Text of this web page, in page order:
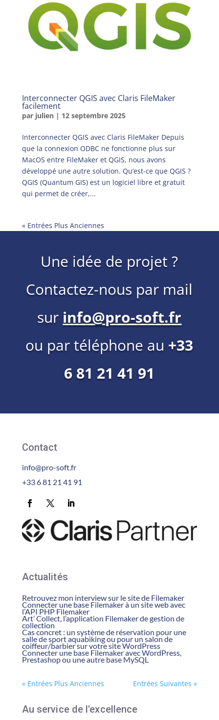
Interconnecter QGIS avec Claris FileMaker
facilement
par julien| 12 septembre 2025
Interconnecter QGIS avec Claris FileMaker Depuis
que la connexion ODBC ne fonctionne plus sur
MacOS entre FileMaker et QGIS, nous avons
développé une autre solution. Qu’est-ce que QGIS ?
QGIS (Quantum GIS) est un logiciel libre et gratuit
qui permet de créer,...
« Entrées Plus Anciennes
Une idée de projet ?
Contactez-nous par mail
sur info@pro-soft.fr
ou par téléphone au +33
6 81 21 41 91
Contact
info@pro-soft.fr
+33 6 81 21 41 91
Actualités
Retrouvez mon interview sur le site de Filemaker
Connecter une base Filemaker à un site web avec
l’API PHP Filemaker
Art’ Collect, l’application Filemaker de gestion de
collection
Cas concret : un système de réservation pour une
salle de sport aquabiking ou pour un salon de
coiffeur/barbier sur votre site WordPress
Connecter une base Filemaker avec WordPress,
Prestashop ou une autre base MySQL
« Entrées Plus Anciennes Entrées Suivantes »
Au service de l'excellence